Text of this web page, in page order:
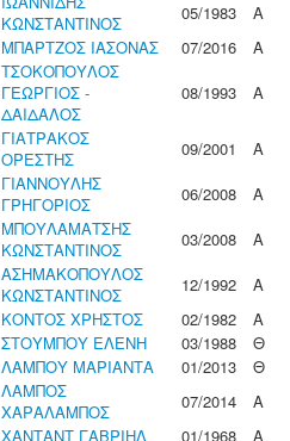
ΚΩΝΣΤΑΝΤΙΝΟΣ
05/1983
Α
ΜΠΑΡΤΖΟΣ ΙΑΣΟΝΑΣ 07/2016
Α
ΤΣΟΚΟΠΟΥΛΟΣ
ΓΕΩΡΓΙΟΣ -
ΔΑΙΔΑΛΟΣ
08/1993 Α
ΓΙΑΤΡΑΚΟΣ
ΟΡΕΣΤΗΣ
09/2001
Α
ΓΙΑΝΝΟΥΛΗΣ
ΓΡΗΓΟΡΙΟΣ
06/2008
Α
ΜΠΟΥΛΑΜΑΤΣΗΣ
ΚΩΝΣΤΑΝΤΙΝΟΣ
03/2008
Α
ΑΣΗΜΑΚΟΠΟΥΛΟΣ
ΚΩΝΣΤΑΝΤΙΝΟΣ
12/1992
Α
ΚΟΝΤΟΣ ΧΡΗΣΤΟΣ 02/1982
Α
ΣΤΟΥΜΠΟΥ ΕΛΕΝΗ 03/1988
Θ
ΛΑΜΠΟΥ ΜΑΡΙΑΝΤΑ 01/2013
Θ
ΛΑΜΠΟΣ
ΧΑΡΑΛΑΜΠΟΣ
07/2014
Α
ΧΑΝΤΑΝΤ ΓΑΒΡΙΗΛ 01/1968
Α